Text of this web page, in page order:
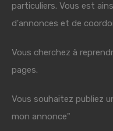
particuliers. Vous est
d'annonces et de
Vous cherchez à
pages.
Vous souhaitez publiez
mon annonce"